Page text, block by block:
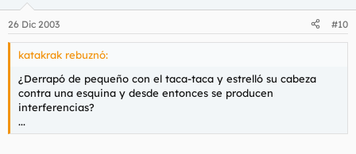
26 Dic 2003 #10
katakrak rebuznó:
¿Derrapó de pequeño con el taca-taca y estrelló su cabeza
contra una esquina y desde entonces se producen
interferencias?
...